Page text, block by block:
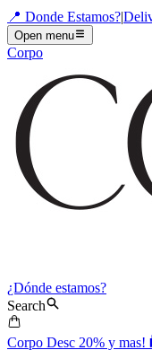
📍 Donde Estamos?|
Open menu
Corpo
¿Dónde estamos?
Search
Corpo Desc 20% y